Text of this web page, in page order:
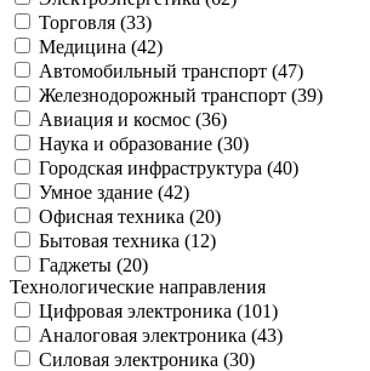
Торговля (33)
Медицина (42)
Автомобильный транспорт (47)
Железнодорожный транспорт (39)
Авиация и космос (36)
Наука и образование (30)
Городская инфраструктура (40)
Умное здание (42)
Офисная техника (20)
Бытовая техника (12)
Гаджеты (20)
Технологические направления
Цифровая электроника (101)
Аналоговая электроника (43)
Силовая электроника (30)